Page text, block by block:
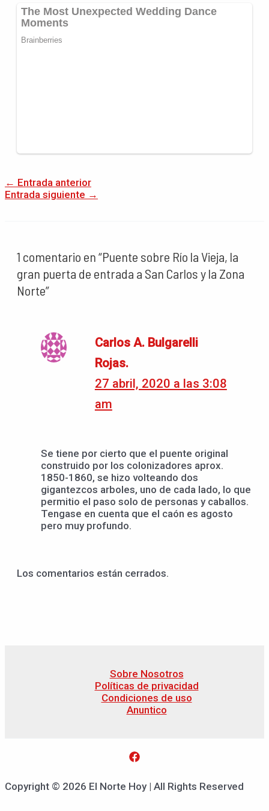
← Entrada anterior
Entrada siguiente →
1 comentario en “Puente sobre Río la Vieja, la
gran puerta de entrada a San Carlos y la Zona
Norte”
Carlos A. Bulgarelli
Rojas.
27 abril, 2020 a las 3:08
am
Se tiene por cierto que el puente original
construido por los colonizadores aprox.
1850-1860, se hizo volteando dos
gigantezcos arboles, uno de cada lado, lo que
permitio el paso solo de personas y caballos.
Tengase en cuenta que el caón es agosto
pero muy profundo.
Los comentarios están cerrados.
Sobre Nosotros
Políticas de privacidad
Condiciones de uso
Anuntico
Copyright © 2026 El Norte Hoy | All Rights Reserved